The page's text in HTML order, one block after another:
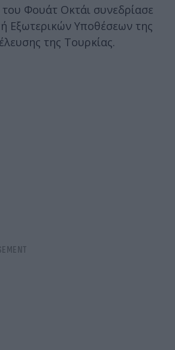
Φουάτ Οκτάι συνεδρίασε
Εξωτερικών Υποθέσεων της
της Τουρκίας.